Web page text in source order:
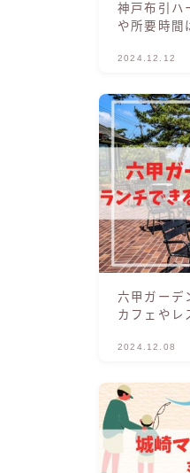
神戸布引ハ
や所要時間
2024.12.12
六甲ガーデ
カフェやレ
2024.12.08